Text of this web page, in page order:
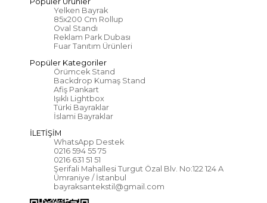
Yelken Bayrak
85x200 Cm Rollup
Oval Standı
Reklam Park Dubası
Fuar Tanıtım Ürünleri
Popüler Kategoriler
Örümcek Stand
Backdrop Kumaş Stand
Afiş Pankart
Işıklı Lightbox
Türki Bayraklar
İslami Bayraklar
İLETİŞİM
WhatsApp Destek
0216 594 55 75
0216 631 51 51
Şerifali Mahallesi Turgut Özal Blv. No:122 124 A
Ümraniye / İstanbul
bayraksantekstil@gmail.com